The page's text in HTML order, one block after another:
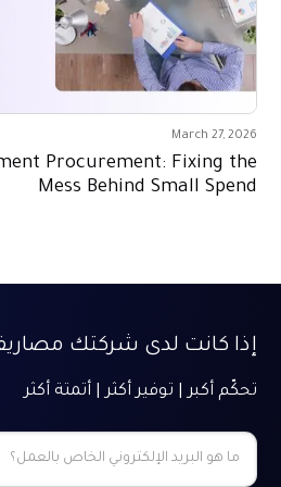
March 27, 2026
Procurement: Fixing the
Mess Behind Small Spend
إذا كانت لدى شركتك
تحكّم أكبر | توفير أكثر | أتمتة أكثر